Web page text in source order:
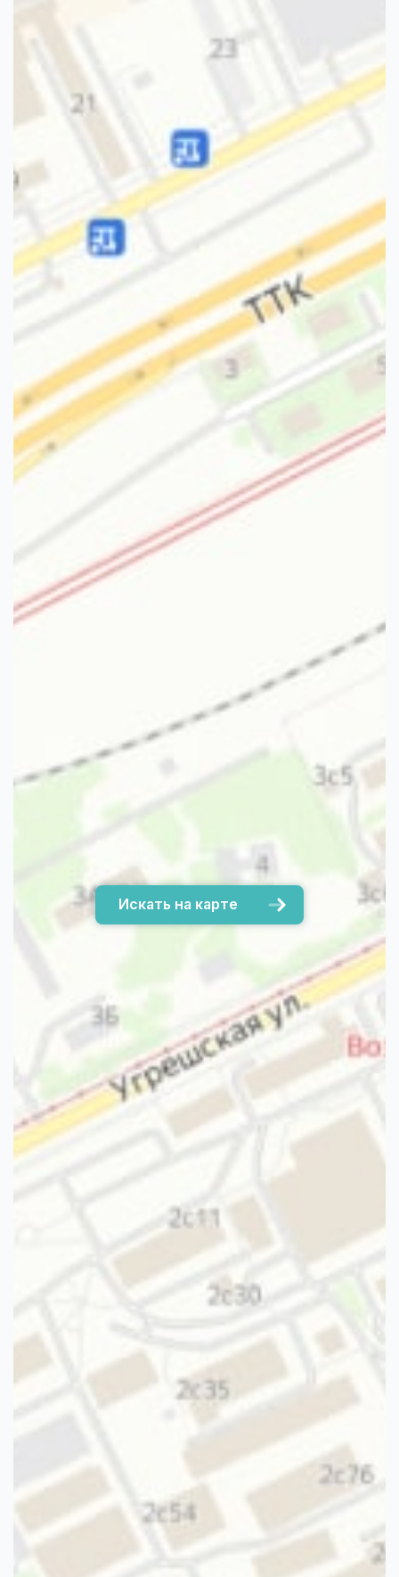
Искать на карте